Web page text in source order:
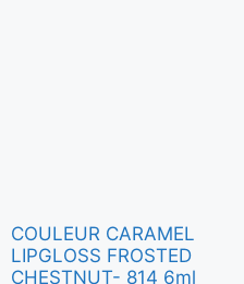
COULEUR CARAMEL
LIPGLOSS FROSTED
CHESTNUT- 814 6ml